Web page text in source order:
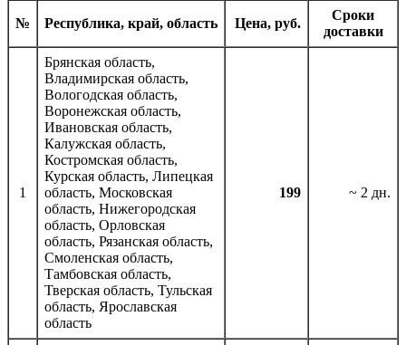
№ Республика, край, область Цена, руб.
Сроки
доставки
1
Брянская область,
Владимирская область,
Вологодская область,
Воронежская область,
Ивановская область,
Калужская область,
Костромская область,
Курская область, Липецкая
область, Московская
область, Нижегородская
область, Орловская
область, Рязанская область,
Смоленская область,
Тамбовская область,
Тверская область, Тульская
область, Ярославская
область
199 ~ 2 дн.